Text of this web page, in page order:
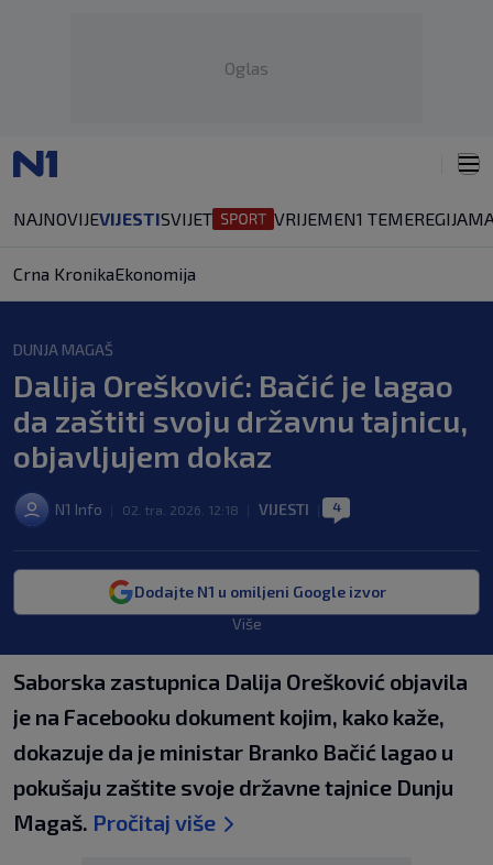
Oglas
NAJNOVIJEVIJESTISVIJET VRIJEMEN1 TEMEREGIJA
Crna KronikaEkonomija
DUNJA MAGAŠ
Dalija Orešković: Bačić je lagao
da zaštiti svoju državnu tajnicu,
objavljujem dokaz
N1 Info 02. tra. 2026. 12:18 VIJESTI 4
Dodajte N1 u omiljeni Google izvor
Više
Saborska zastupnica Dalija Orešković objavila
je na Facebooku dokument kojim, kako kaže,
dokazuje da je ministar Branko Bačić lagao u
pokušaju zaštite svoje državne tajnice Dunju
Magaš. Pročitaj više